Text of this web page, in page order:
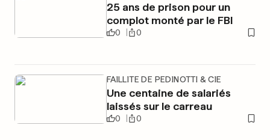
25 ans de prison pour un
complot monté par le FBI
0 0
FAILLITE DE PEDINOTTI & CIE
Une centaine de salariés
laissés sur le carreau
0 0